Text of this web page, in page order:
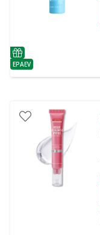
nõuanne
EPAEV
nõuanne